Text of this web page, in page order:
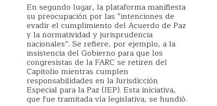
En segundo lugar, la plataforma manifiesta
su preocupación por las “intenciones de
evadir el cumplimiento del Acuerdo de Paz
y la normatividad y jurisprudencia
nacionales”. Se refiere, por ejemplo, a la
insistencia del Gobierno para que los
congresistas de la FARC se retiren del
Capitolio mientras cumplen
responsabilidades en la Jurisdicción
Especial para la Paz (JEP). Esta iniciativa,
que fue tramitada vía legislativa, se hundió.